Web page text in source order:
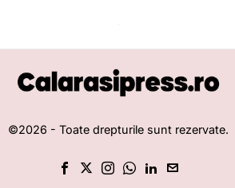
©2026 - Toate drepturile sunt rezervate.